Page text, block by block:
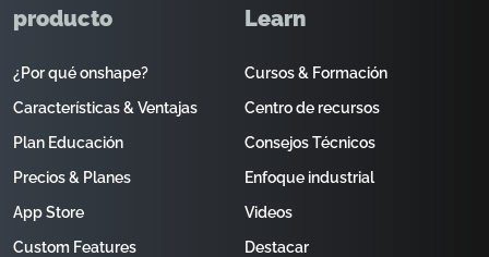
producto
¿Por qué onshape?
Características & Ventajas
Plan Educación
Precios & Planes
App Store
Custom Features
Learn
Cursos & Formación
Centro de recursos
Consejos Técnicos
Enfoque industrial
Videos
Destacar